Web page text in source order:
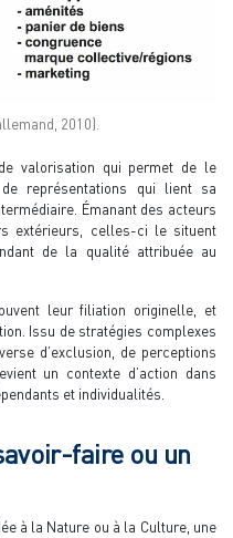
2010).
valorisation qui permet de le
représentations qui lient sa
Émanant des acteurs
extérieurs, celles-ci le situent
de la qualité attribuée au
leur filiation originelle, et
Issu de stratégies complexes
d’exclusion, de perceptions
un contexte d’action dans
et individualités.
faire ou un
à la Nature ou à la Culture, une